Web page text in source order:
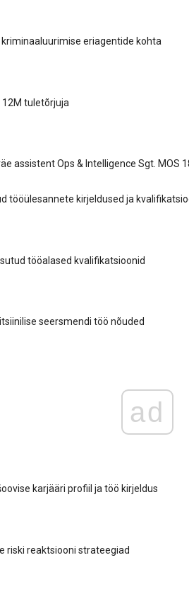
eriagentide kohta
tuletõrjuja
assistent Ops & Intelligence Sgt. MOS
tööülesannete kirjeldused ja
tööalased kvalifikatsioonid
seersmendi töö nõuded
ad
karjääri profiil ja töö kirjeldus
riski reaktsiooni strateegiad